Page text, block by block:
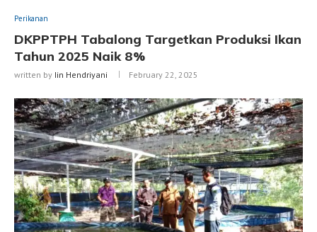
Perikanan
DKPPTPH Tabalong Targetkan Produksi Ikan
Tahun 2025 Naik 8%
written by Iin Hendriyani February 22, 2025